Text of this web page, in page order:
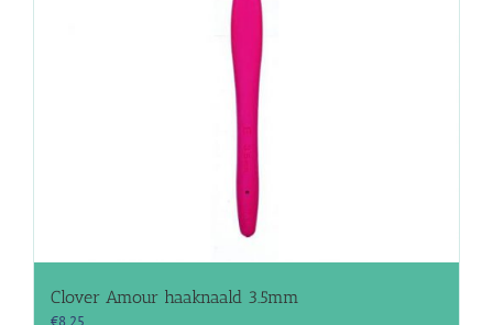
Clover Amour haaknaald 3.5mm